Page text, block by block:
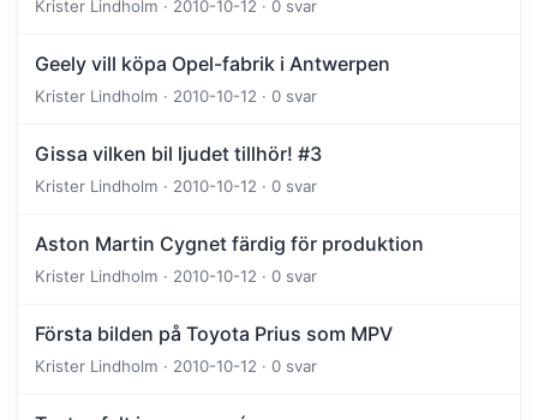
Krister Lindholm · 2010-10-12 · 0 svar
Geely vill köpa Opel-fabrik i Antwerpen
Krister Lindholm · 2010-10-12 · 0 svar
Gissa vilken bil ljudet tillhör! #3
Krister Lindholm · 2010-10-12 · 0 svar
Aston Martin Cygnet färdig för produktion
Krister Lindholm · 2010-10-12 · 0 svar
Första bilden på Toyota Prius som MPV
Krister Lindholm · 2010-10-12 · 0 svar